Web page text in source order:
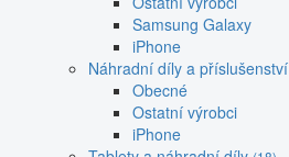
Samsung Galaxy
iPhone
Náhradní díly a příslušenství
Obecné
Ostatní výrobci
iPhone